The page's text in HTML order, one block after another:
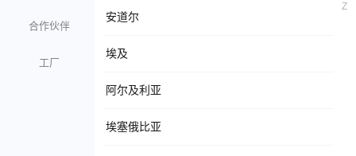
合作伙伴
工厂
安道尔
埃及
阿尔及利亚
埃塞俄比亚
Z